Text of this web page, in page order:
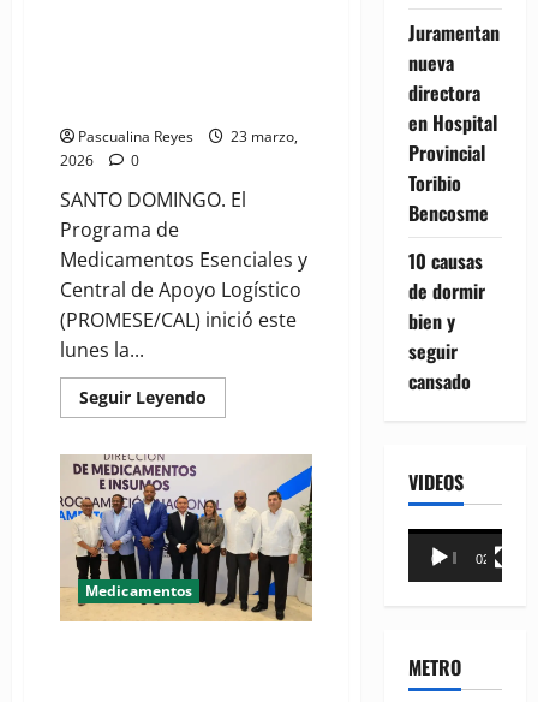
Pascualina Reyes
23 marzo,
2026
0
SANTO DOMINGO. El
Programa de
Medicamentos Esenciales y
Central de Apoyo Logístico
(PROMESE/CAL) inició este
lunes la...
Seguir Leyendo
more
propuestas
para
el
abastecimiento
de
medicamentos
insumos
médicos
Medicamentos
Juramentan
nueva
directora
en Hospital
Provincial
Toribio
Bencosme
10 causas
de dormir
bien y
seguir
cansado
VIDEOS
Reproductor
00:00 02:18
METRO